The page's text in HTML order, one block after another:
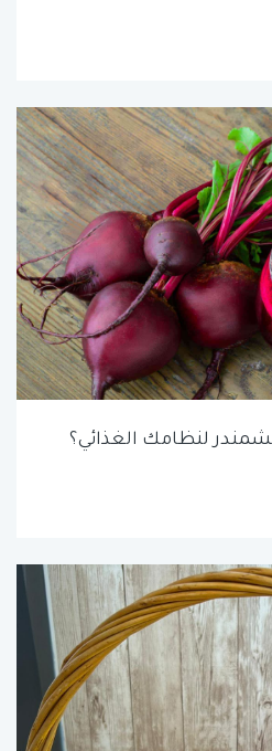
لنظامك الغذائي؟